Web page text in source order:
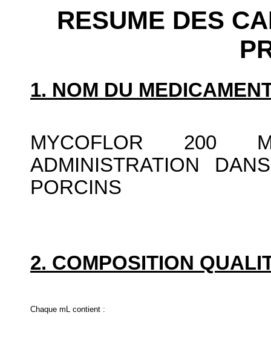
RESUME DES
1. NOM DU
MYCOFLOR 200
ADMINISTRATION
PORCINS
2. COMPOSITION
Chaque mL contient :